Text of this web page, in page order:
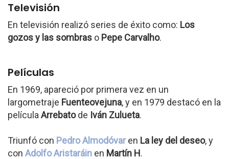
Televisión
En televisión realizó series de éxito como: Los
gozos y las sombras o Pepe Carvalho.
Películas
En 1969, apareció por primera vez en un
largometraje Fuenteovejuna, y en 1979 destacó en la
película Arrebatode Iván Zulueta.
Triunfó con Pedro Almodóvaren La ley del deseo, y
con Adolfo Aristaráin en Martín H.